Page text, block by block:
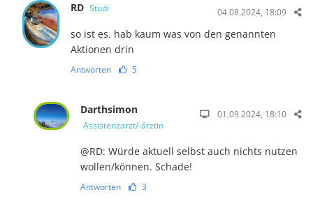
RD Studi 04.08.2024, 18:09
so ist es. hab kaum was von den genannten
Aktionen drin
Antworten 5
Darthsimon
Assistenzarzt/-ärztin
01.09.2024, 18:10
@RD: Würde aktuell selbst auch nichts nutzen
wollen/können. Schade!
Antworten 3